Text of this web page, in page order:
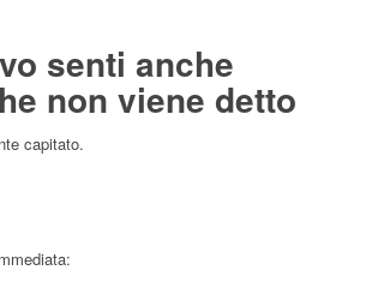
senti anche
non viene detto
capitato.